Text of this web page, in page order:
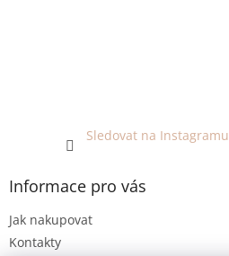
Sledovat na Instagramu
Informace pro vás
Jak nakupovat
Kontakty